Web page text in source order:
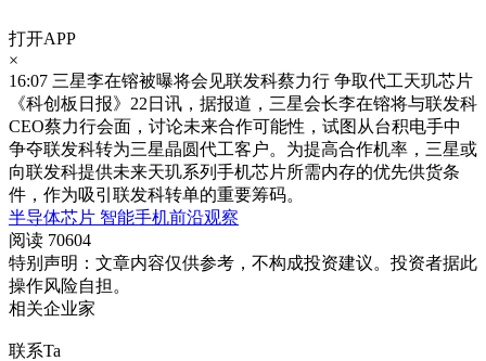
打开APP
×
16:07 三星李在镕被曝将会见联发科蔡力行 争取代工天玑芯片
《科创板日报》22日讯，据报道，三星会长李在镕将与联发科
CEO蔡力行会面，讨论未来合作可能性，试图从台积电手中
争夺联发科转为三星晶圆代工客户。为提高合作机率，三星或
向联发科提供未来天玑系列手机芯片所需内存的优先供货条
件，作为吸引联发科转单的重要筹码。
半导体芯片 智能手机前沿观察
阅读 70604
特别声明：文章内容仅供参考，不构成投资建议。投资者据此
操作风险自担。
相关企业家
联系Ta